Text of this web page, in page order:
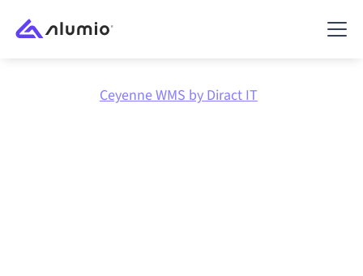
Ceyenne WMS by Diract IT